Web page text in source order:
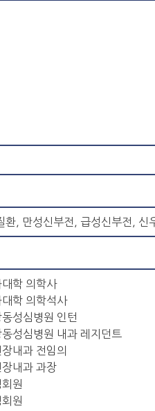
환, 만성신부전, 급성신부전, 신
학 의학사
학 의학석사
성심병원 인턴
성심병원 내과 레지던트
내과 전임의
내과 과장
원
원